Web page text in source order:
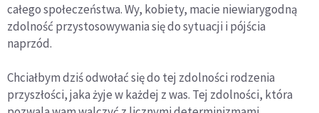
całego społeczeństwa. Wy, kobiety, macie niewiarygodną
zdolność przystosowywania się do sytuacji i pójścia
naprzód.
Chciałbym dziś odwołać się do tej zdolności rodzenia
przyszłości, jaka żyje w każdej z was. Tej zdolności, która